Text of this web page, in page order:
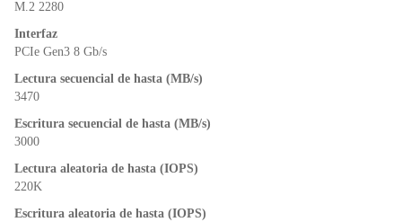
M.2 2280
Interfaz
PCIe Gen3 8 Gb/s
Lectura secuencial de hasta (MB/s)
3470
Escritura secuencial de hasta (MB/s)
3000
Lectura aleatoria de hasta (IOPS)
220K
Escritura aleatoria de hasta (IOPS)